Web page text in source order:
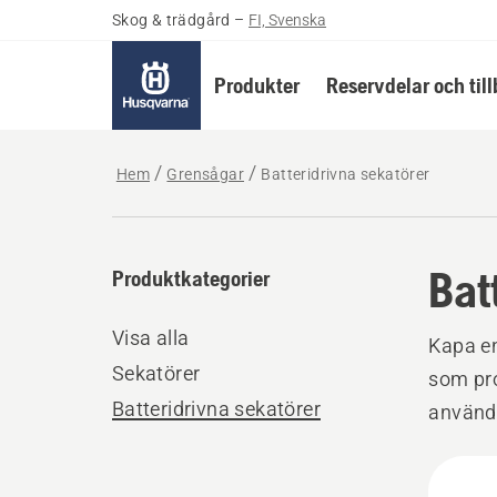
Skog & trädgård – FI, Svenska
Produkter Reservdelar och
Hem Grensågar Batteridrivna sekatörer
Produktkategorier
Visa alla
Sekatörer
Batteridrivna sekatörer
Kapa
som